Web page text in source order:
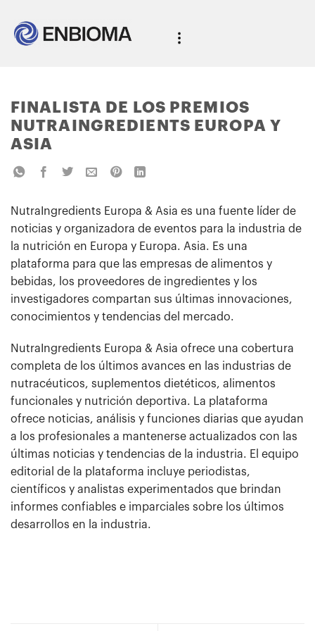
FINALISTA DE LOS PREMIOS
NUTRAINGREDIENTS EUROPA Y
ASIA
NutraIngredients Europa & Asia es una fuente líder de
noticias y organizadora de eventos para la industria de
la nutrición en Europa y Europa. Asia. Es una
plataforma para que las empresas de alimentos y
bebidas, los proveedores de ingredientes y los
investigadores compartan sus últimas innovaciones,
conocimientos y tendencias del mercado.
NutraIngredients Europa & Asia ofrece una cobertura
completa de los últimos avances en las industrias de
nutracéuticos, suplementos dietéticos, alimentos
funcionales y nutrición deportiva. La plataforma
ofrece noticias, análisis y funciones diarias que ayudan
a los profesionales a mantenerse actualizados con las
últimas noticias y tendencias de la industria. El equipo
editorial de la plataforma incluye periodistas,
científicos y analistas experimentados que brindan
informes confiables e imparciales sobre los últimos
desarrollos en la industria.